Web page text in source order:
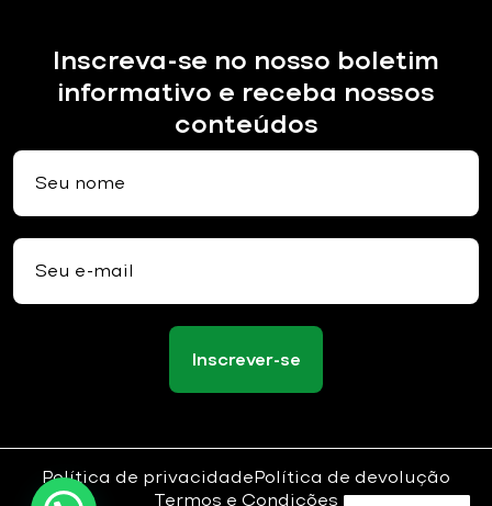
Inscreva-se no nosso boletim
informativo e receba nossos
conteúdos
Inscrever-se
Política de privacidadePolítica de devolução
Termos e Condições